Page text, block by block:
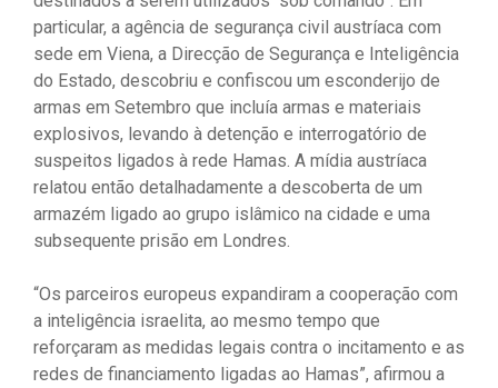
particular, a agência de segurança civil austríaca com
sede em Viena, a Direcção de Segurança e Inteligência
do Estado, descobriu e confiscou um esconderijo de
armas em Setembro que incluía armas e materiais
explosivos, levando à detenção e interrogatório de
suspeitos ligados à rede Hamas. A mídia austríaca
relatou então detalhadamente a descoberta de um
armazém ligado ao grupo islâmico na cidade e uma
subsequente prisão em Londres.
“Os parceiros europeus expandiram a cooperação com
a inteligência israelita, ao mesmo tempo que
reforçaram as medidas legais contra o incitamento e as
redes de financiamento ligadas ao Hamas”, afirmou a